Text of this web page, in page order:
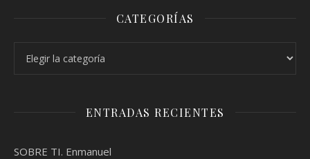
CATEGORÍAS
ENTRADAS RECIENTES
SOBRE TI. Enmanuel